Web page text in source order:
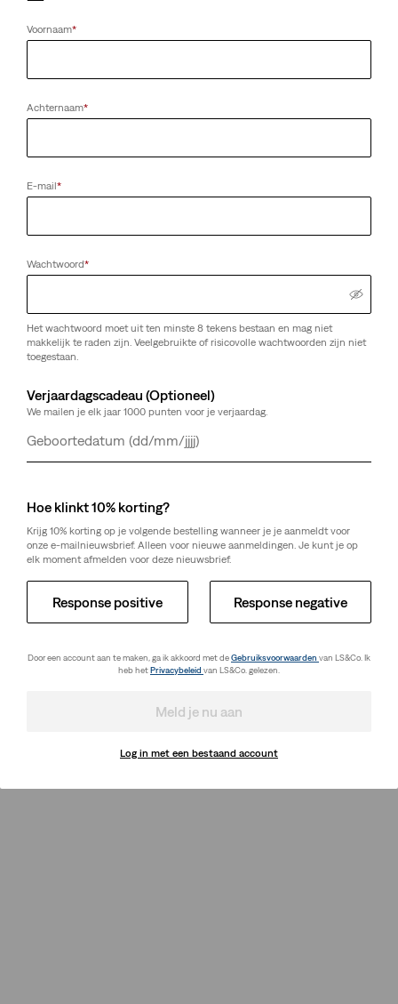
Voornaam*
Achternaam*
E-mail*
Wachtwoord*
Het wachtwoord moet uit ten minste 8 tekens bestaan en mag niet
makkelijk te raden zijn. Veelgebruikte of risicovolle wachtwoorden zijn niet
toegestaan.
Verjaardagscadeau (Optioneel)
We mailen je elk jaar 1000 punten voor je verjaardag.
Dag
Maand
Jaar
Hoe klinkt 10% korting?
Krijg 10% korting op je volgende bestelling wanneer je je aanmeldt voor
onze e-mailnieuwsbrief. Alleen voor nieuwe aanmeldingen. Je kunt je op
elk moment afmelden voor deze nieuwsbrief.
Response positive Response negative
Door een account aan te maken, ga ik akkoord met deGebruiksvoorwaarden van LS&Co. Ik
heb hetPrivacybeleid van LS&Co. gelezen.
Meld je nu aan
Log in met een bestaand account